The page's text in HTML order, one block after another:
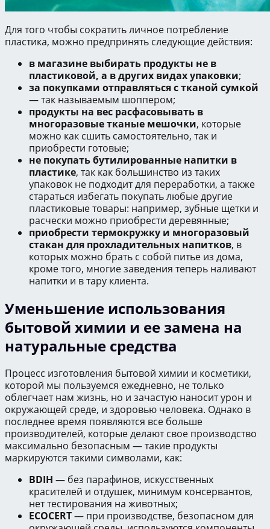
Для того чтобы сократить личное потребление
пластика, можно предпринять следующие действия:
в магазине выбирать продукты не в
пластиковой, а в других видах упаковки;
за покупками отправляться с тканой сумкой
— так называемым шоппером;
продукты на вес расфасовывать в
многоразовые тканые мешочки, которые
можно как сшить самостоятельно, так и
приобрести готовые;
не покупать бутилированные напитки в
пластике, так как большинство из таких
упаковок не подходит для переработки, а также
стараться избегать покупать любые другие
пластиковые товары: например, зубные щетки и
расчески можно приобрести деревянные;
приобрести термокружку и многоразовый
стакан для прохладительных напитков, в
которых можно брать с собой питье из дома,
кроме того, многие заведения теперь наливают
напитки и в тару клиента.
Уменьшение использования
бытовой химии и ее замена на
натуральные средства
Процесс изготовления бытовой химии и косметики,
которой мы пользуемся ежедневно, не только
облегчает нам жизнь, но и зачастую наносит урон и
окружающей среде, и здоровью человека. Однако в
последнее время появляются все больше
производителей, которые делают свое производство
максимально безопасным — такие продукты
маркируются такими символами, как:
BDIH — без парафинов, искусственных
красителей и отдушек, минимум консервантов,
нет тестирования на животных;
ECOCERT— при производстве, безопасном для